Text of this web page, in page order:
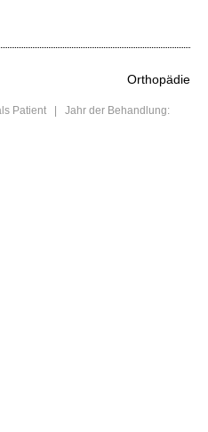
Orthopädie
Patient | Jahr der Behandlung: